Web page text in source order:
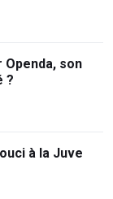
son
?
à la Juve